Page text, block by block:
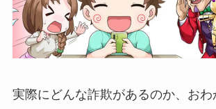
実際にどんな詐欺があるのか、おわ